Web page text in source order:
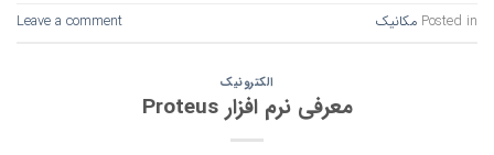
Posted in مکانیک Leave a comment
الکترونیک
معرفی نرم‌ افزار Proteus